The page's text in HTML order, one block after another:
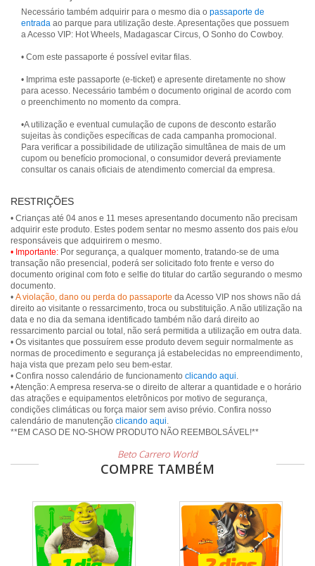
Necessário também adquirir para o mesmo dia o passaporte de
entrada ao parque para utilização deste. Apresentações que possuem
a Acesso VIP: Hot Wheels, Madagascar Circus, O Sonho do Cowboy.
• Com este passaporte é possível evitar filas.
• Imprima este passaporte (e-ticket) e apresente diretamente no show
para acesso. Necessário também o documento original de acordo com
o preenchimento no momento da compra.
•A utilização e eventual cumulação de cupons de desconto estarão
sujeitas às condições específicas de cada campanha promocional.
Para verificar a possibilidade de utilização simultânea de mais de um
cupom ou benefício promocional, o consumidor deverá previamente
consultar os canais oficiais de atendimento comercial da empresa.
RESTRIÇÕES
• Crianças até 04 anos e 11 meses apresentando documento não precisam
adquirir este produto. Estes podem sentar no mesmo assento dos pais e/ou
• Importante: Por segurança, a qualquer momento, tratando-se de uma
transação não presencial, poderá ser solicitado foto frente e verso do
documento original com foto e selfie do titular do cartão segurando o mesmo
documento.
• A violação, dano ou perda do passaporte da Acesso VIP nos shows não dá
direito ao visitante o ressarcimento, troca ou substituição. A não utilização na
data e no dia da semana identificado também não dará direito ao
ressarcimento parcial ou total, não será permitida a utilização em outra data.
• Os visitantes que possuírem esse produto devem seguir normalmente as
normas de procedimento e segurança já estabelecidas no empreendimento,
haja vista que prezam pelo seu bem-estar.
• Confira nosso calendário de funcionamento clicando aqui.
• Atenção: A empresa reserva-se o direito de alterar a quantidade e o horário
das atrações e equipamentos eletrônicos por motivo de segurança,
condições climáticas ou força maior sem aviso prévio. Confira nosso
calendário de manutenção clicando aqui.
Beto Carrero World
COMPRE TAMBÉM